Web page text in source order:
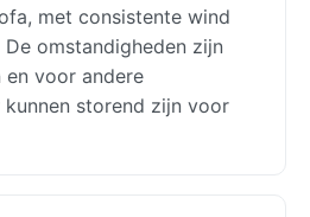
met consistente wind
omstandigheden zijn
en voor andere
storend zijn voor